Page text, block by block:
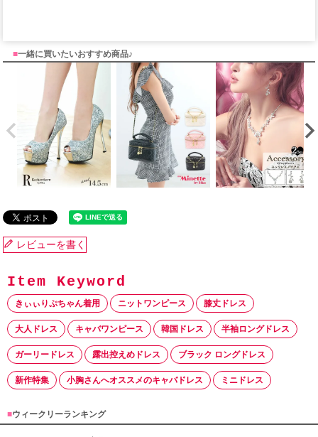
■一緒に買いたいおすすめ商品♪
レビューを書く
きぃぃりぷちゃん着用 ニットワンピース 膝丈ドレス
大人ドレス キャバワンピース 韓国ドレス 半袖ロングドレス
ガーリードレス 露出控えめドレス ブラック ロングドレス
新作特集 小胸さんへオススメのキャバドレス ミニドレス
■ウィークリーランキング